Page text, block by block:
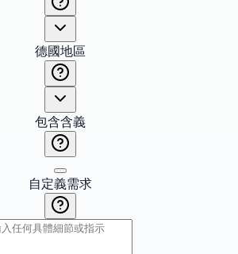
德國地區
包含含義
自定義需求